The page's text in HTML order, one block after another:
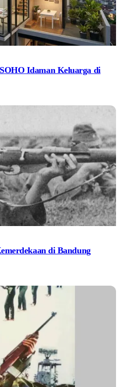
Idaman Keluarga di
di Bandung